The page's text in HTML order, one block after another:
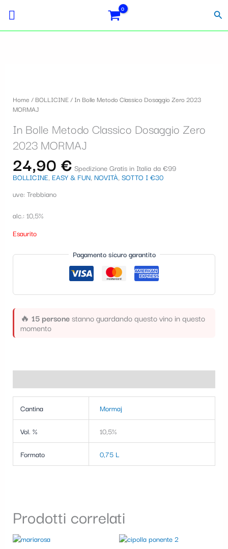
contenuto
Home / BOLLICINE/ In Bolle Metodo Classico Dosaggio Zero 2023
MORMAJ
In Bolle Metodo Classico Dosaggio Zero
2023 MORMAJ
24,90 € Spedizione Gratis in Italia da €99
BOLLICINE, EASY & FUN, NOVITÀ, SOTTO I €30
uve: Trebbiano
alc.: 10,5%
Esaurito
Pagamento sicuro garantito
🔥 15 personestanno guardando questo vino in questo
momento
Cantina Mormaj
Vol. % 10,5%
Formato 0,75 L
Prodotti correlati
o
n
a
t
e
a
fiscale:
Carrello: